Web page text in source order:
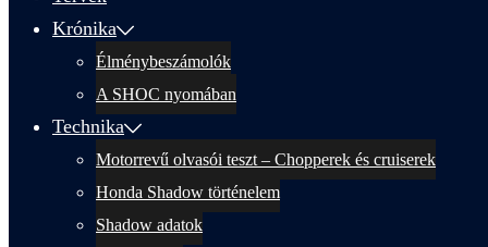
Krónika
Élménybeszámolók
A SHOC nyomában
Technika
Motorrevű olvasói teszt – Chopperek és cruiserek
Honda Shadow történelem
Shadow adatok